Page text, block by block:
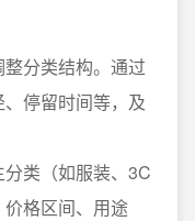
分类结构。通过
停留时间等，及
类（如服装、3C
格区间、用途